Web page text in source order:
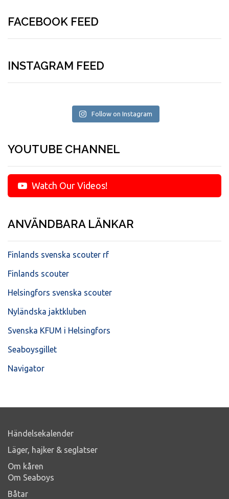
FACEBOOK FEED
INSTAGRAM FEED
Follow on Instagram
YOUTUBE CHANNEL
Watch Our Videos!
ANVÄNDBARA LÄNKAR
Finlands svenska scouter rf
Finlands scouter
Helsingfors svenska scouter
Nyländska jaktkluben
Svenska KFUM i Helsingfors
Seaboysgillet
Navigator
Händelsekalender
Läger, hajker & seglatser
Om kåren
Om Seaboys
Båtar